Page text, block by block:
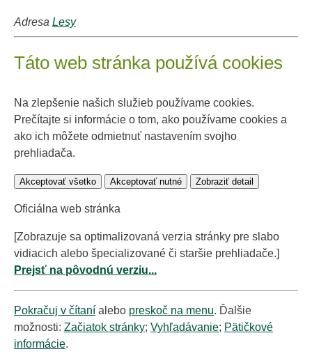
Adresa Lesy
Táto web stránka používá cookies
Na zlepšenie našich služieb používame cookies.
Prečítajte si informácie o tom, ako používame cookies a
ako ich môžete odmietnuť nastavením svojho
prehliadača.
Akceptovať všetko Akceptovať nutné Zobraziť detail
Oficiálna web stránka
[Zobrazuje sa optimalizovaná verzia stránky pre slabo
vidiacich alebo špecializované či staršie prehliadače.]
Prejsť na pôvodnú verziu...
Pokračuj v čítaní alebo preskoč na menu. Ďalšie
možnosti: Začiatok stránky; Vyhľadávanie; Pätičkové
informácie.